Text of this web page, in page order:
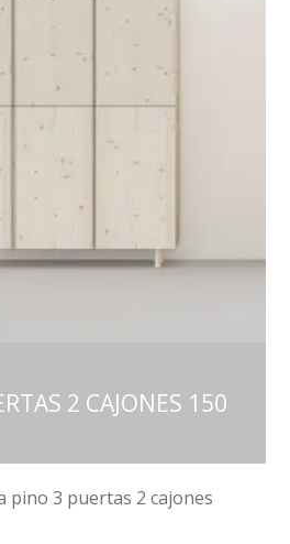
2 CAJONES 150
pino 3 puertas 2 cajones